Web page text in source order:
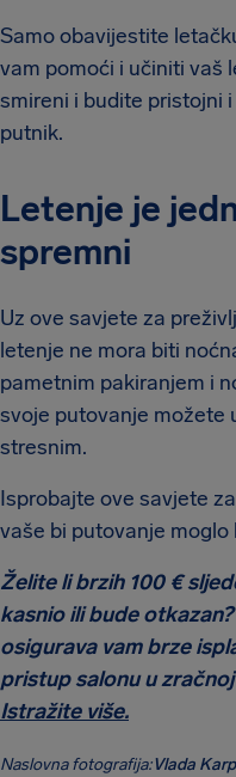
Samo obavijestite
vam pomoći i učiniti vaš
smireni i budite pristojni
putnik.
Letenje je
spremni
Uz ove savjete za
letenje ne mora biti
pametnim pakiranjem i
svoje putovanje možete
stresnim.
Isprobajte ove savjete
vaše bi putovanje
Želite li brzih 100 €
kasnio ili bude
osigurava vam brze
pristup salonu u
Istražite više.
Naslovna fotografija:Vlada